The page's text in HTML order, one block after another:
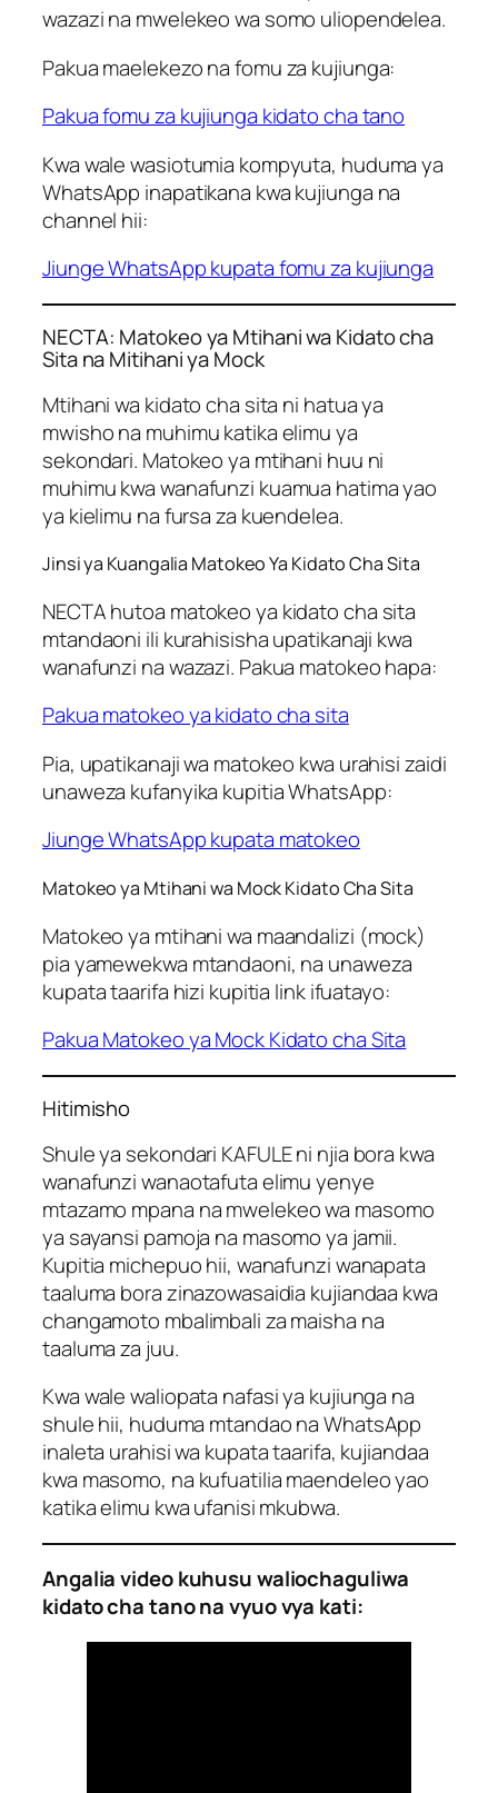
wazazi na mwelekeo wa somo uliopendelea.
Pakua maelekezo na fomu za kujiunga:
Pakua fomu za kujiunga kidato cha tano
Kwa wale wasiotumia kompyuta, huduma ya
WhatsApp inapatikana kwa kujiunga na
channel hii:
Jiunge WhatsApp kupata fomu za kujiunga
NECTA: Matokeo ya Mtihani wa Kidato cha
Sita na Mitihani ya Mock
Mtihani wa kidato cha sita ni hatua ya
mwisho na muhimu katika elimu ya
sekondari. Matokeo ya mtihani huu ni
muhimu kwa wanafunzi kuamua hatima yao
ya kielimu na fursa za kuendelea.
Jinsi ya Kuangalia Matokeo Ya Kidato Cha Sita
NECTA hutoa matokeo ya kidato cha sita
mtandaoni ili kurahisisha upatikanaji kwa
wanafunzi na wazazi. Pakua matokeo hapa:
Pakua matokeo ya kidato cha sita
Pia, upatikanaji wa matokeo kwa urahisi zaidi
unaweza kufanyika kupitia WhatsApp:
Jiunge WhatsApp kupata matokeo
Matokeo ya Mtihani wa Mock Kidato Cha Sita
Matokeo ya mtihani wa maandalizi (mock)
pia yamewekwa mtandaoni, na unaweza
kupata taarifa hizi kupitia link ifuatayo:
Pakua Matokeo ya Mock Kidato cha Sita
Hitimisho
Shule ya sekondari KAFULE ni njia bora kwa
wanafunzi wanaotafuta elimu yenye
mtazamo mpana na mwelekeo wa masomo
ya sayansi pamoja na masomo ya jamii.
Kupitia michepuo hii, wanafunzi wanapata
taaluma bora zinazowasaidia kujiandaa kwa
changamoto mbalimbali za maisha na
taaluma za juu.
Kwa wale waliopata nafasi ya kujiunga na
shule hii, huduma mtandao na WhatsApp
inaleta urahisi wa kupata taarifa, kujiandaa
kwa masomo, na kufuatilia maendeleo yao
katika elimu kwa ufanisi mkubwa.
Angalia video kuhusu waliochaguliwa
kidato cha tano na vyuo vya kati: